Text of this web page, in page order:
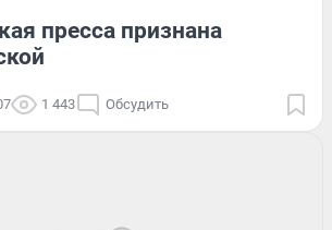
пресса признана
1 443 Обсудить